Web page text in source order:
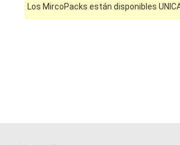
Los MircoPacks están disponibles